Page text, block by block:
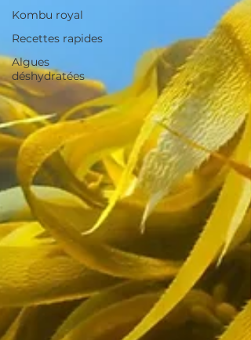
Kombu royal
Recettes rapides
Algues
déshydratées